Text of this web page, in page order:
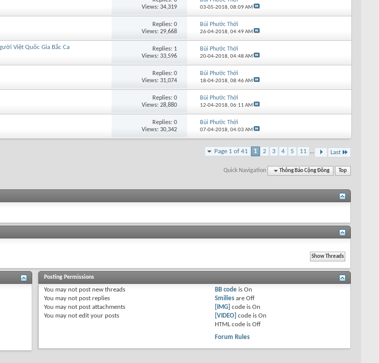
Views: 34,319
03-05-2018, 08:09 AM
Replies: 0
Views: 29,668
Bùi Phước Thới
26-04-2018, 04:49 AM
Việt Quốc Gia Bắc Ca
Replies: 1
Views: 33,596
Bùi Phước Thới
20-04-2018, 04:48 AM
Replies: 0
Views: 31,074
Bùi Phước Thới
18-04-2018, 08:46 AM
Replies: 0
Views: 28,880
Bùi Phước Thới
12-04-2018, 06:11 AM
Replies: 0
Views: 30,342
Bùi Phước Thới
07-04-2018, 04:03 AM
Page 1 of 41 1 2 3 4 5 11 ... Last
Quick Navigation Thông Báo Cộng Đồng Top
Posting Permissions
You may not post new threads
You may not post replies
You may not post attachments
You may not edit your posts
BB code isOn
Smilies areOff
[IMG] code isOn
[VIDEO] code isOn
HTML code isOff
Forum Rules